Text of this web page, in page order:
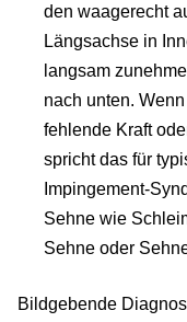
den waagerecht
Längsachse in
langsam
nach unten.
fehlende Kraft
spricht das für
Impingement-
Sehne wie
Sehne oder
Bildgebende